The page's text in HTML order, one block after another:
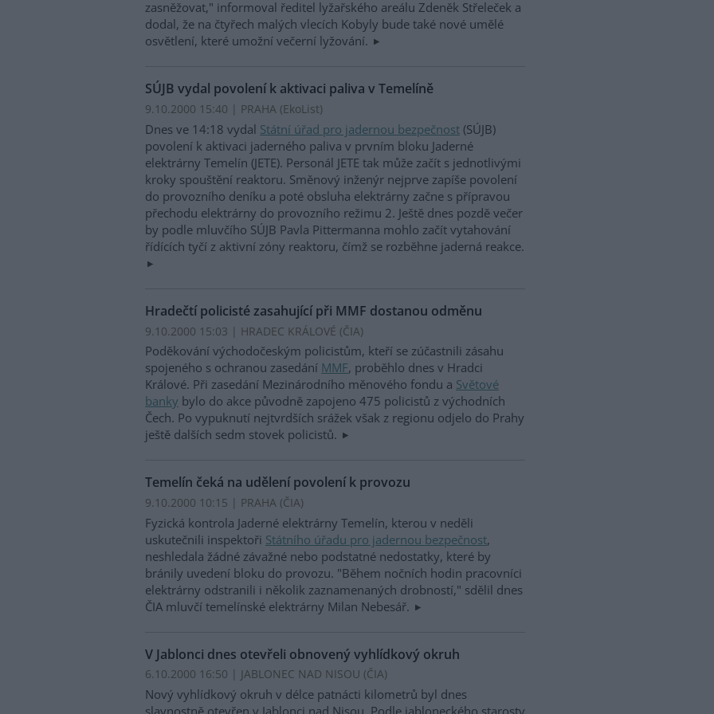
zasněžovat," informoval ředitel lyžařského areálu Zdeněk Střeleček a
dodal, že na čtyřech malých vlecích Kobyly bude také nové umělé
osvětlení, které umožní večerní lyžování.
SÚJB vydal povolení k aktivaci paliva v Temelíně
9.10.2000 15:40 | PRAHA (EkoList)
Dnes ve 14:18 vydal Státní úřad pro jadernou bezpečnost (SÚJB)
povolení k aktivaci jaderného paliva v prvním bloku Jaderné
elektrárny Temelín (JETE). Personál JETE tak může začít s jednotlivými
kroky spouštění reaktoru. Směnový inženýr nejprve zapíše povolení
do provozního deníku a poté obsluha elektrárny začne s přípravou
přechodu elektrárny do provozního režimu 2. Ještě dnes pozdě večer
by podle mluvčího SÚJB Pavla Pittermanna mohlo začít vytahování
řídících tyčí z aktivní zóny reaktoru, čímž se rozběhne jaderná reakce.
Hradečtí policisté zasahující při MMF dostanou odměnu
9.10.2000 15:03 | HRADEC KRÁLOVÉ (ČIA)
Poděkování východočeským policistům, kteří se zúčastnili zásahu
spojeného s ochranou zasedání MMF, proběhlo dnes v Hradci
Králové. Při zasedání Mezinárodního měnového fondu a Světové
banky bylo do akce původně zapojeno 475 policistů z východních
Čech. Po vypuknutí nejtvrdších srážek však z regionu odjelo do Prahy
ještě dalších sedm stovek policistů.
Temelín čeká na udělení povolení k provozu
9.10.2000 10:15 | PRAHA (ČIA)
Fyzická kontrola Jaderné elektrárny Temelín, kterou v neděli
uskutečnili inspektoři Státního úřadu pro jadernou bezpečnost,
neshledala žádné závažné nebo podstatné nedostatky, které by
bránily uvedení bloku do provozu. "Během nočních hodin pracovníci
elektrárny odstranili i několik zaznamenaných drobností," sdělil dnes
ČIA mluvčí temelínské elektrárny Milan Nebesář.
V Jablonci dnes otevřeli obnovený vyhlídkový okruh
6.10.2000 16:50 | JABLONEC NAD NISOU (ČIA)
Nový vyhlídkový okruh v délce patnácti kilometrů byl dnes
slavnostně otevřen v Jablonci nad Nisou. Podle jabloneckého starosty